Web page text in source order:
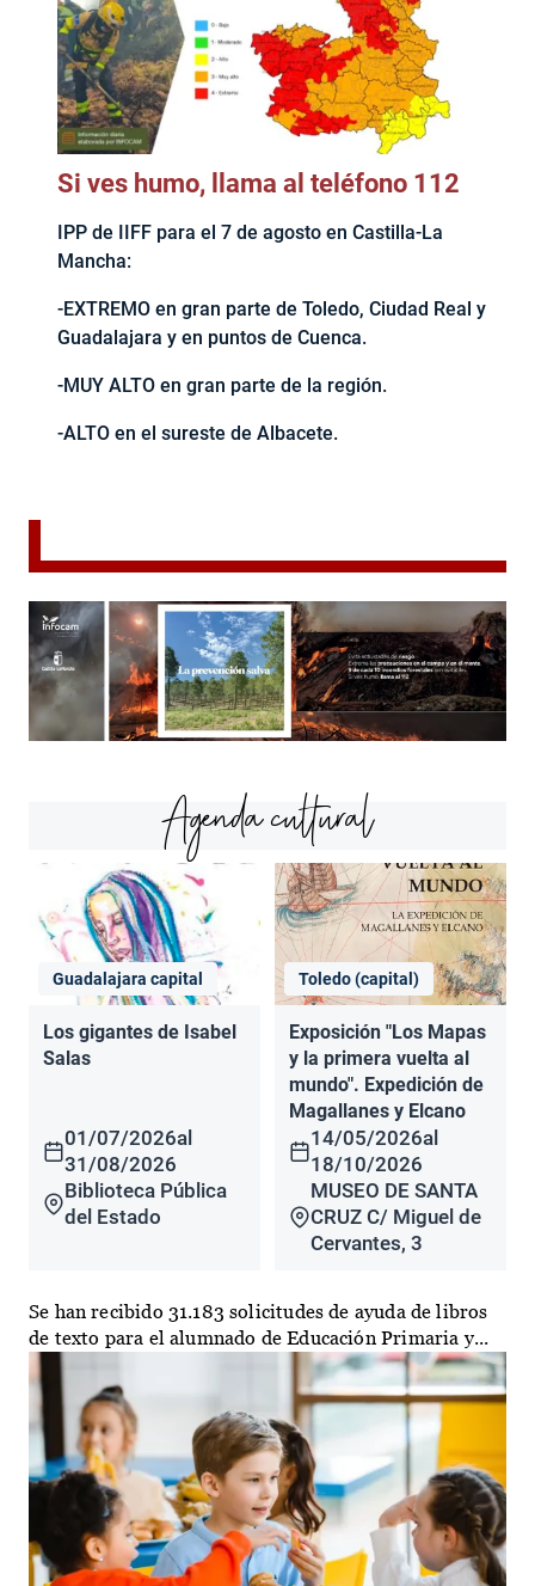
Si ves humo, llama al teléfono 112
IPP de IIFF para el 7 de agosto en Castilla-La
Mancha:
-EXTREMO en gran parte de Toledo, Ciudad Real y
Guadalajara y en puntos de Cuenca.
-MUY ALTO en gran parte de la región.
-ALTO en el sureste de Albacete.
Agenda cultural
Guadalajara capital
Los gigantes de Isabel
Salas
01/07/2026al
31/08/2026
Biblioteca Pública
del Estado
Toledo (capital)
Exposición "Los Mapas
y la primera vuelta al
mundo". Expedición de
Magallanes y Elcano
14/05/2026al
18/10/2026
MUSEO DE SANTA
CRUZ C/ Miguel de
Cervantes, 3
Se han recibido 31.183 solicitudes de ayuda de libros
de texto para el alumnado de Educación Primaria y...